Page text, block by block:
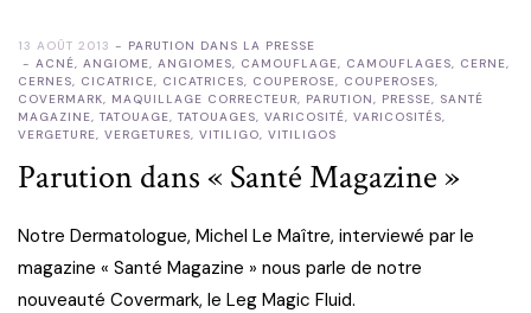
13 AOÛT 2013
PARUTION DANS LA PRESSE
ACNÉ, ANGIOME, ANGIOMES, CAMOUFLAGE, CAMOUFLAGES, CERNE,
CERNES, CICATRICE, CICATRICES, COUPEROSE, COUPEROSES,
COVERMARK, MAQUILLAGE CORRECTEUR, PARUTION, PRESSE, SANTÉ
MAGAZINE, TATOUAGE, TATOUAGES, VARICOSITÉ, VARICOSITÉS,
VERGETURE, VERGETURES, VITILIGO, VITILIGOS
Parution dans « Santé Magazine »
Notre Dermatologue, Michel Le Maître, interviewé par le
magazine « Santé Magazine » nous parle de notre
nouveauté Covermark, le Leg Magic Fluid.